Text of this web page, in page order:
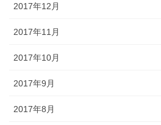
2017年12月
2017年11月
2017年10月
2017年9月
2017年8月